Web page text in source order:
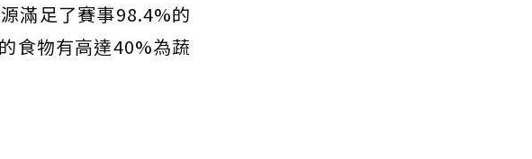
滿足了賽事98.4%的
食物有高達40%為蔬